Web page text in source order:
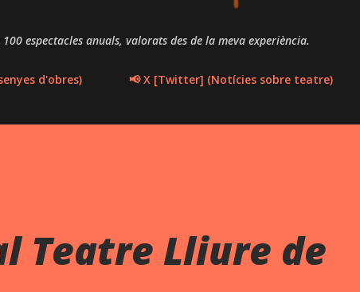
espectacles anuals, valorats des de la meva experiència.
d'obres) 📢 X [Twitter] (Notícies sobre teatre)
Teatre Lliure de